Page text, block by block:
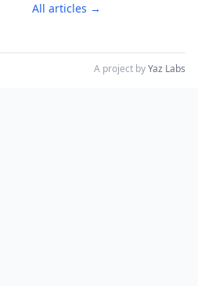
All articles →
A project byYaz Labs